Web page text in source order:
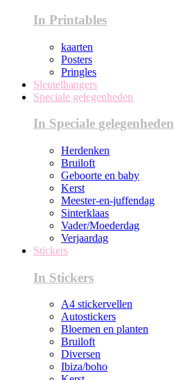
In Printables
kaarten
Posters
Pringles
Sleutelhangers
Speciale gelegenheden
In Speciale gelegenheden
Herdenken
Bruiloft
Geboorte en baby
Kerst
Meester-en-juffendag
Sinterklaas
Vader/Moederdag
Verjaardag
Stickers
In Stickers
A4 stickervellen
Autostickers
Bloemen en planten
Bruiloft
Diversen
Ibiza/boho